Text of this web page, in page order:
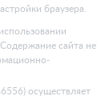
браузера.
сайта не
осуществляет